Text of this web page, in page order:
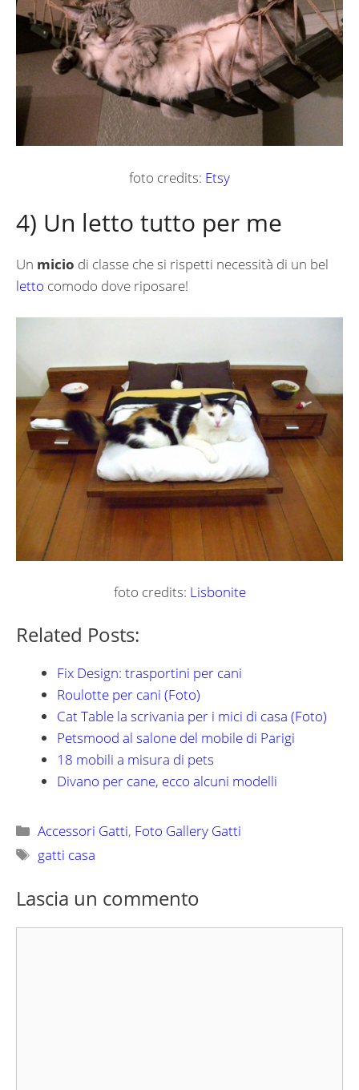
foto credits: Etsy
4) Un letto tutto per me
Un micio di classe che si rispetti necessità di un bel
letto comodo dove riposare!
foto credits: Lisbonite
Related Posts:
Fix Design: trasportini per cani
Roulotte per cani (Foto)
Cat Table la scrivania per i mici di casa (Foto)
Petsmood al salone del mobile di Parigi
18 mobili a misura di pets
Divano per cane, ecco alcuni modelli
Categorie
Accessori Gatti, Foto Gallery Gatti
Tag
gatti casa
Lascia un commento